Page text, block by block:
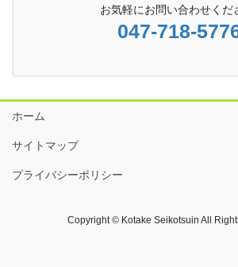
お気軽にお問い合わせくだ
047-718-
ホーム
サイトマップ
プライバシーポリシー
Copyright © Kotake Seikotsuin All